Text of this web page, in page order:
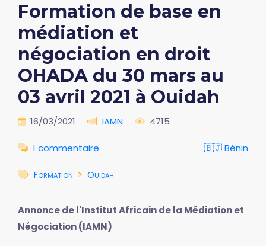
Formation de base en
médiation et
négociation en droit
OHADA du 30 mars au
03 avril 2021 à Ouidah
16/03/2021 IAMN 4715
1 commentaire 🇧🇯 Bénin
Formation Ouidah
Annonce de l'Institut Africain de la Médiation et
Négociation (IAMN)